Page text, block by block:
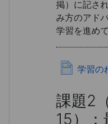
掲）に記さ
み方のアド
学習を進め
学習の
課題2
15）：